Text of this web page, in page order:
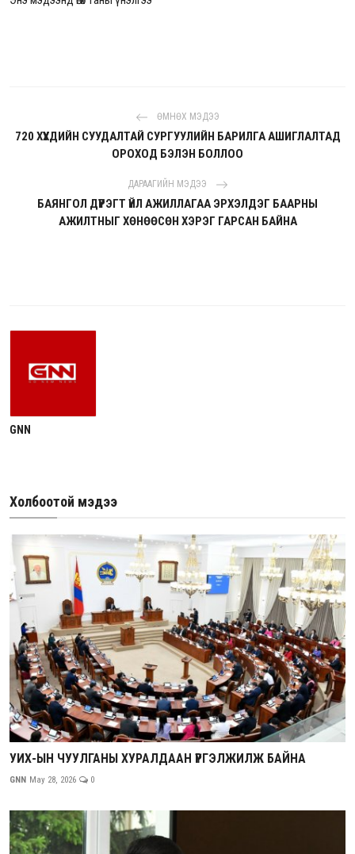
ӨМНӨХ МЭДЭЭ
720 ХҮҮХДИЙН СУУДАЛТАЙ СУРГУУЛИЙН БАРИЛГА АШИГЛАЛТАД
ОРОХОД БЭЛЭН БОЛЛОО
ДАРААГИЙН МЭДЭЭ
БАЯНГОЛ ДҮҮРЭГТ ҮЙЛ АЖИЛЛАГАА ЭРХЭЛДЭГ БААРНЫ
АЖИЛТНЫГ ХӨНӨӨСӨН ХЭРЭГ ГАРСАН БАЙНА
GNN
Холбоотой мэдээ
УИХ-ЫН ЧУУЛГАНЫ ХУРАЛДААН ҮРГЭЛЖИЛЖ БАЙНА
GNN May 28, 2026 0